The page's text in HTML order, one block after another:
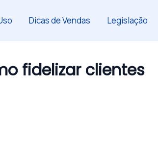
Dicas de Vendas Legislação
fidelizar clientes